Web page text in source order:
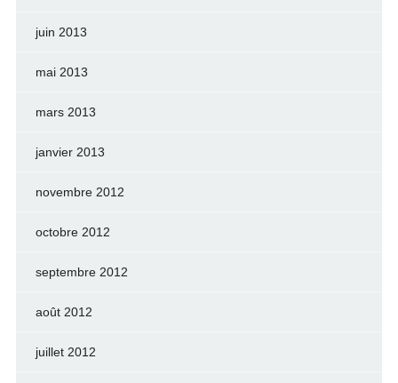
juin 2013
mai 2013
mars 2013
janvier 2013
novembre 2012
octobre 2012
septembre 2012
août 2012
juillet 2012